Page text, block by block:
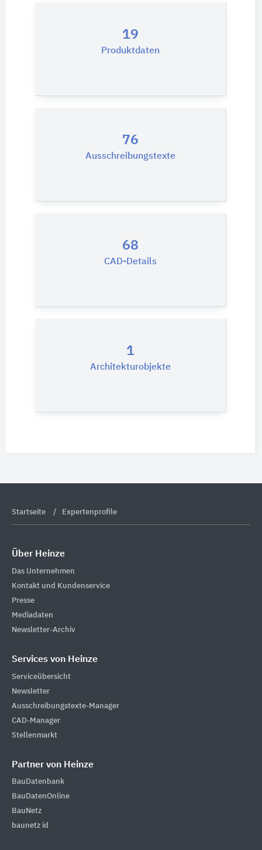
19
Produktdaten
76
Ausschreibungstexte
68
CAD-Details
1
Architekturobjekte
Startseite Expertenprofile
Über Heinze
Das Unternehmen
Kontakt und Kundenservice
Presse
Mediadaten
Newsletter-Archiv
Services von Heinze
Serviceübersicht
Newsletter
Ausschreibungstexte-Manager
CAD-Manager
Stellenmarkt
Partner von Heinze
BauDatenbank
BauDatenOnline
BauNetz
baunetz id